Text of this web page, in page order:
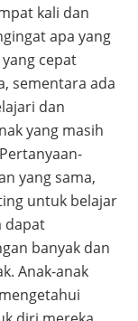
kali dan
apa yang
cepat
sementara ada
dan
yang masih
yang sama,
untuk belajar
dapat
banyak dan
Anak-anak